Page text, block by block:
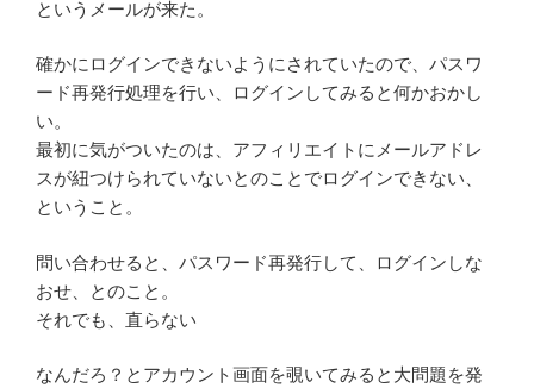
というメールが来た。
確かにログインできないようにされていたので、パスワ
ード再発行処理を行い、ログインしてみると何かおかし
い。
最初に気がついたのは、アフィリエイトにメールアドレ
スが紐つけられていないとのことでログインできない、
ということ。
問い合わせると、パスワード再発行して、ログインしな
おせ、とのこと。
それでも、直らない
なんだろ？とアカウント画面を覗いてみると大問題を発